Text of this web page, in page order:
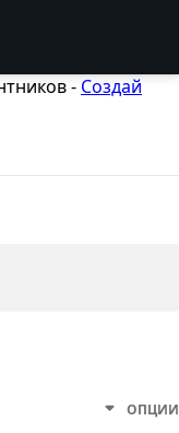
- Создай
ОПЦИИ